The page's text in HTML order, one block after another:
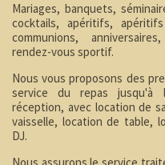
Mariages, banquets,
cocktails, apéritifs,
communions,
rendez-vous sportif.
Nous vous proposons des
service du repas jusqu'à
réception, avec location de
vaisselle, location de table,
DJ.